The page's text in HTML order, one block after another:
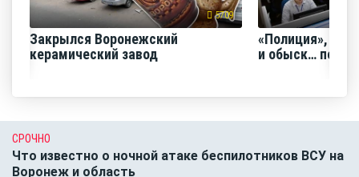
5709
Закрылся Воронежский
керамический завод
«Полиция»,
и обыск… по
СРОЧНО
Что известно о ночной атаке беспилотников ВСУ на
Воронеж и область